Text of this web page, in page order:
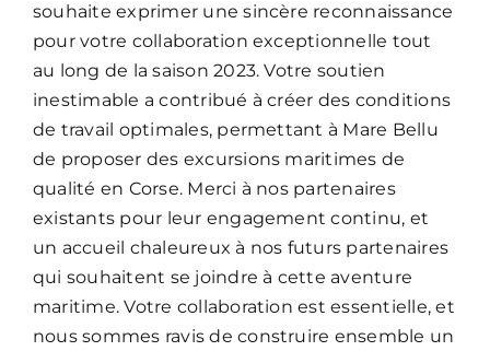
souhaite exprimer une sincère reconnaissance
pour votre collaboration exceptionnelle tout
au long de la saison 2023. Votre soutien
inestimable a contribué à créer des conditions
de travail optimales, permettant à Mare Bellu
de proposer des excursions maritimes de
qualité en Corse. Merci à nos partenaires
existants pour leur engagement continu, et
un accueil chaleureux à nos futurs partenaires
qui souhaitent se joindre à cette aventure
maritime. Votre collaboration est essentielle, et
nous sommes ravis de construire ensemble un